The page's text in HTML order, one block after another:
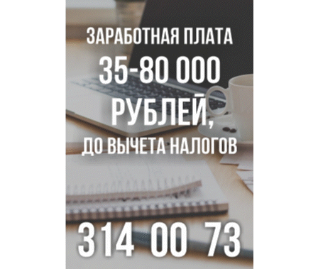
Подрядчика для ремонта подпорной стены на
Ипподромской ищут в Новосибирске
Добровольцы в беспилотные войска получат 2,9 млн
рублей и места в вузах